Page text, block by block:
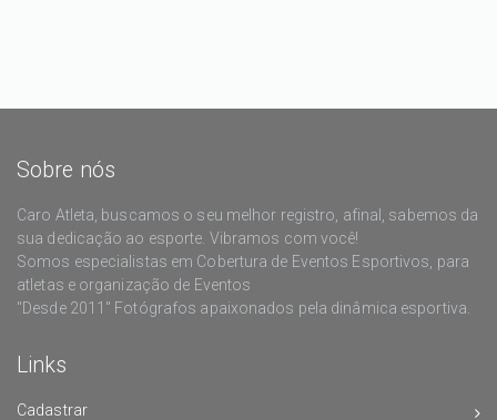
Sobre nós
Caro Atleta, buscamos o seu melhor registro, afinal, sabemos da
sua dedicação ao esporte. Vibramos com você!
Somos especialistas em Cobertura de Eventos Esportivos, para
atletas e organização de Eventos
"Desde 2011" Fotógrafos apaixonados pela dinâmica esportiva.
Links
Cadastrar